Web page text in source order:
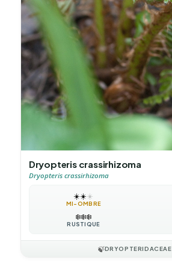
Dryopteris crassirhizoma
Dryopteris crassirhizoma
☀️☀️☀️
MI-OMBRE
❄️❄️❄️
RUSTIQUE
🍃DRYOPTERIDACEAE